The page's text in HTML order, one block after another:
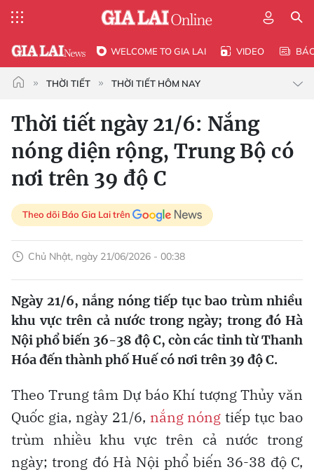
WELCOME TO GIA LAI VIDEO
THỜI TIẾT THỜI TIẾT HÔM NAY
Thời tiết ngày 21/6: Nắng
nóng diện rộng, Trung Bộ có
nơi trên 39 độ C
Theo dõi Báo Gia Lai trên
Chủ Nhật, ngày 21/06/2026 - 00:38
Ngày 21/6, nắng nóng tiếp tục bao trùm nhiều
khu vực trên cả nước trong ngày; trong đó Hà
Nội phổ biến 36-38 độ C, còn các tỉnh từ Thanh
Hóa đến thành phố Huế có nơi trên 39 độ C.
Theo Trung tâm Dự báo Khí tượng Thủy văn
Quốc gia, ngày 21/6, nắng nóng tiếp tục bao
trùm nhiều khu vực trên cả nước trong
ngày; trong đó Hà Nội phổ biến 36-38 độ C,